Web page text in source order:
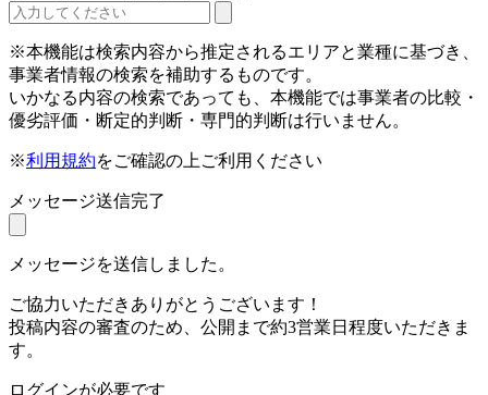
※本機能は検索内容から推定されるエリアと業種に基づき、
事業者情報の検索を補助するものです。
いかなる内容の検索であっても、本機能では事業者の比較・
優劣評価・断定的判断・専門的判断は行いません。
※利用規約をご確認の上ご利用ください
メッセージ送信完了
メッセージを送信しました。
ご協力いただきありがとうございます！
投稿内容の審査のため、公開まで約3営業日程度いただきま
す。
ログインが必要です